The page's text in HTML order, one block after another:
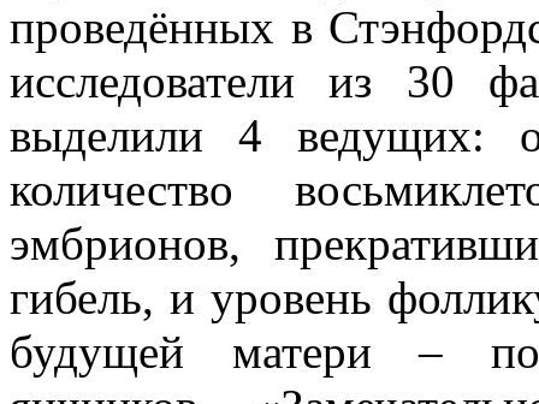
проведённых в
исследователи из 30
выделили 4 ведущих:
количество
эмбрионов,
гибель, и уровень
будущей матери –